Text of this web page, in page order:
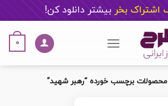
بیشتر دانلود کن!
0
محصولات برچسب خورده “رهبر شهید”